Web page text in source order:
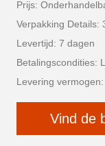
Prijs:
Verpakking Details:
Levertijd: 7 dagen
Betalingscondities:
Levering
Vind de